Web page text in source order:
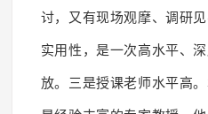
讨，又有现场观摩、调研
实用性，是一次高水平、
放。三是授课老师水平高